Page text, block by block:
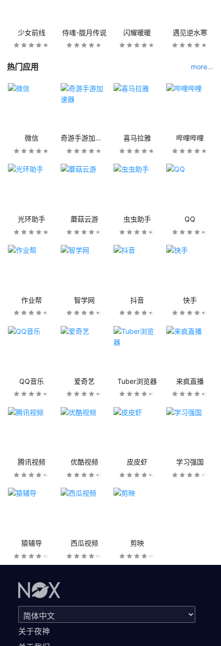
少女前线 侍魂-胧月传说 闪耀暖暖 遇见逆水寒
热门应用 more...
微信 奇游手游加速器 喜马拉雅 哔哩哔哩
光环助手 蘑菇云游 虫虫助手 QQ
作业帮 智学网 抖音 快手
QQ音乐 爱奇艺 Tuber浏览器 来疯直播
腾讯视频 优酷视频 皮皮虾 学习强国
猿辅导 西瓜视频 剪映
关于夜神